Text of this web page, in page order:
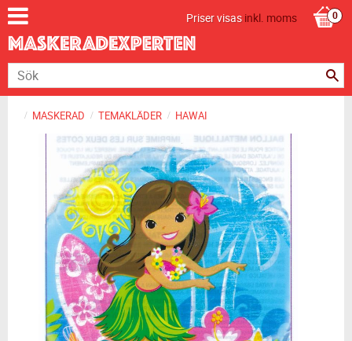
Priser visasinkl. moms
MASKERAD TEMAKLÄDER HAWAI